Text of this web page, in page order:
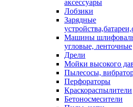
аксессуары
Лобзики
Зарядные
Машины
угловые, ленточные
Дрели
Мойки высокого
Пылесосы,
Перфораторы
Краскораспылители
Бетоносмесители